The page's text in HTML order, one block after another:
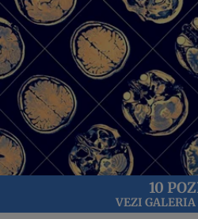
10
VEZI GALERIA